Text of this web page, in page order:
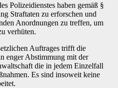
Polizeidienstes haben gemäß §
Straftaten zu erforschen und
Anordnungen zu treffen, um
verhüten.
Auftrages trifft die
enger Abstimmung mit der
die in jedem Einzelfall
Es sind insoweit keine